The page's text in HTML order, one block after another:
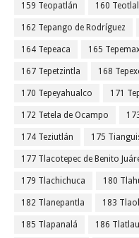
159 Teopatlán 160
162 Tepango de Rodríguez
164 Tepeaca 165
167 Tepetzintla 168
170 Tepeyahualco 171
172 Tetela de Ocampo
174 Teziutlán 175
177 Tlacotepec de Benito
179 Tlachichuca 180
182 Tlanepantla 183
185 Tlapanalá 186